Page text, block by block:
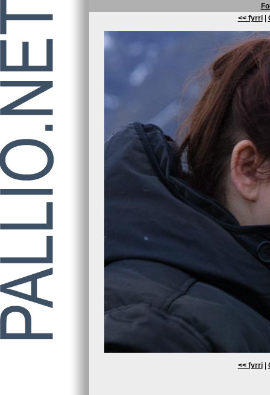
<< fyrri|
<< fyrri|